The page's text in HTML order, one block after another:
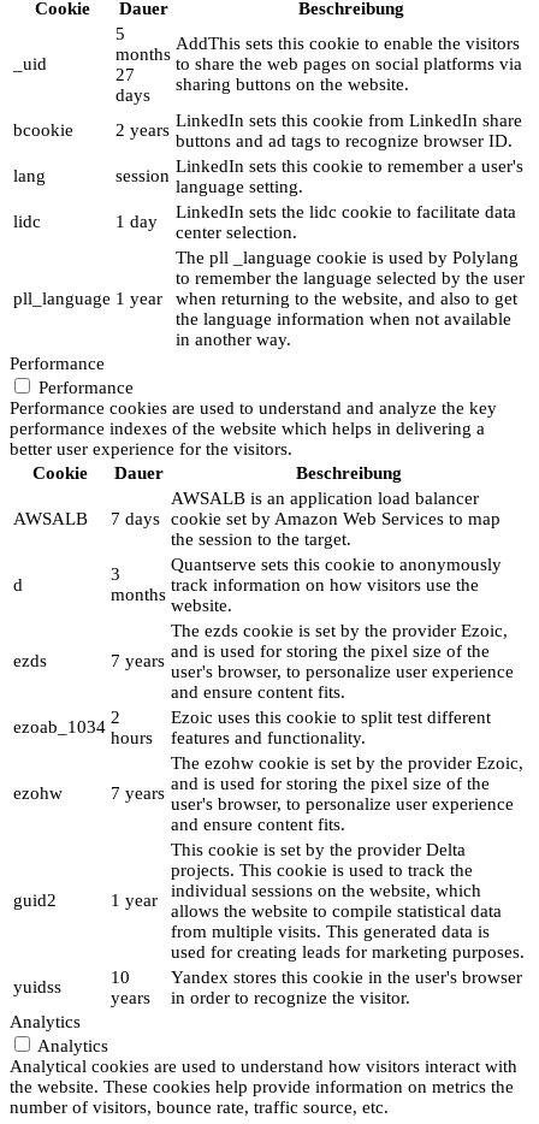
Cookie
Dauer Beschreibung
_uid
5
months
27
days
AddThis sets this cookie to enable the visitors
to share the web pages on social platforms via
sharing buttons on the website.
bcookie 2 years LinkedIn sets this cookie from LinkedIn share
buttons and ad tags to recognize browser ID.
lang
session LinkedIn sets this cookie to remember a user's
language setting.
lidc
1 day
LinkedIn sets the lidc cookie to facilitate data
center selection.
pll_language 1 year
The pll _language cookie is used by Polylang
to remember the language selected by the user
when returning to the website, and also to get
the language information when not available
in another way.
Performance
Performance
Performance cookies are used to understand and analyze the key
performance indexes of the website which helps in delivering a
better user experience for the visitors.
Cookie
Dauer Beschreibung
AWSALB 7 days
AWSALB is an application load balancer
cookie set by Amazon Web Services to map
the session to the target.
d
3
months
Quantserve sets this cookie to anonymously
track information on how visitors use the
website.
ezds 7 years
The ezds cookie is set by the provider Ezoic,
and is used for storing the pixel size of the
user's browser, to personalize user experience
and ensure content fits.
ezoab_1034 2
hours
Ezoic uses this cookie to split test different
features and functionality.
ezohw 7 years
The ezohw cookie is set by the provider Ezoic,
and is used for storing the pixel size of the
user's browser, to personalize user experience
and ensure content fits.
guid2 1 year
This cookie is set by the provider Delta
projects. This cookie is used to track the
individual sessions on the website, which
allows the website to compile statistical data
from multiple visits. This generated data is
used for creating leads for marketing purposes.
yuidss
10
years
Yandex stores this cookie in the user's browser
in order to recognize the visitor.
Analytics
Analytics
Analytical cookies are used to understand how visitors interact with
the website. These cookies help provide information on metrics the
number of visitors, bounce rate, traffic source, etc.